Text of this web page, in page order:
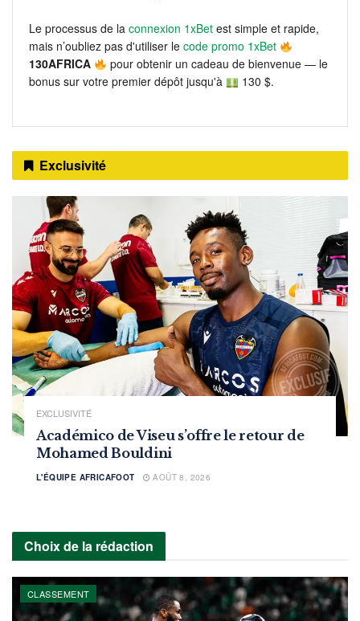
Le processus de la connexion 1xBet est simple et rapide,
mais n’oubliez pas d'utiliser le code promo 1xBet
130AFRICA
pour obtenir un cadeau de bienvenue — le
bonus sur votre premier dépôt jusqu'à
130 $.
Exclusivité
EXCLUSIVITÉ
Académico de Viseu s’offre le retour de
Mohamed Bouldini
L'ÉQUIPE AFRICAFOOT AOÛT 8, 2026
Choix de la rédaction
CLASSEMENT